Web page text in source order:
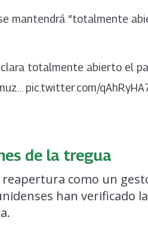
mantendrá “totalmente
totalmente abierto el
pic.twitter.com/
de la tregua
reapertura como un
han verificado la